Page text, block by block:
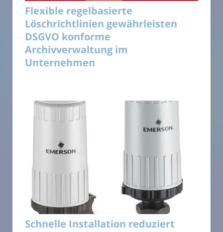
Flexible regelbasierte
Löschrichtlinien gewährleisten
DSGVO konforme
Archivverwaltung im
Unternehmen
Schnelle Installation reduziert